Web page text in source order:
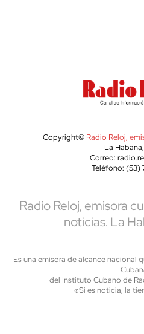
Copyright© Radio Reloj,
La
Correo:
Teléfono: (53)
Radio Reloj, emisora
noticias. La
Es una emisora de alcance nacional
del Instituto Cubano de
«Si es noticia, la